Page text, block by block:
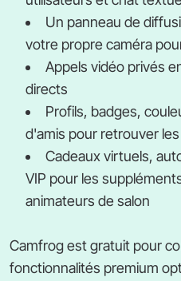
Un panneau de
votre propre caméra
Appels vidéo privés
directs
Profils, badges,
d'amis pour retrouver
Cadeaux virtuels,
VIP pour les
animateurs de salon
Camfrog est gratuit pour
fonctionnalités premium